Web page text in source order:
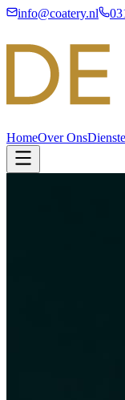
info@coatery.nl
HomeOver Ons